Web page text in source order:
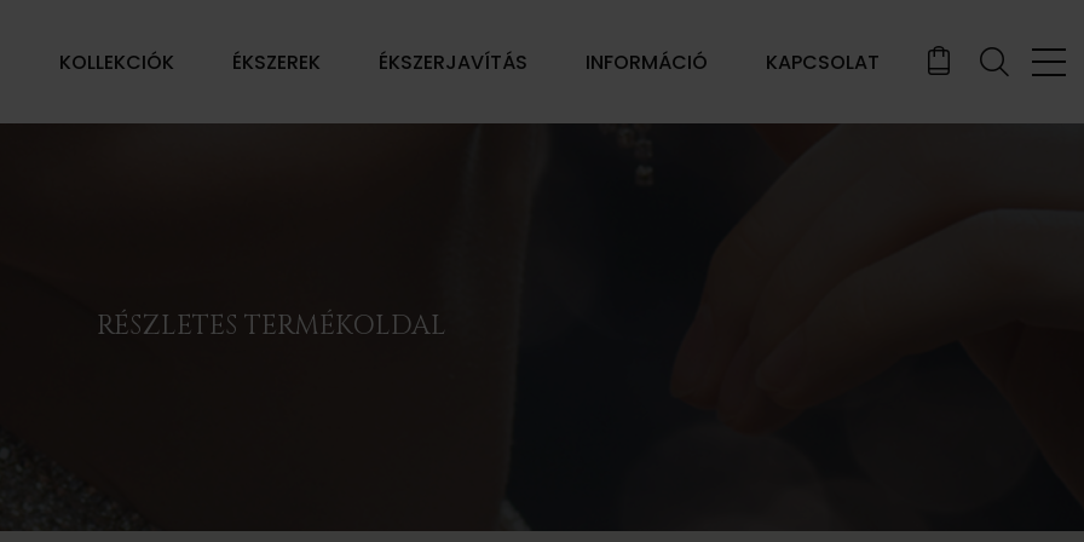
KOLLEKCIÓK ÉKSZEREK ÉKSZERJAVÍTÁS INFORMÁCIÓ KAPCSOLAT
RÉSZLETES TERMÉKOLDAL